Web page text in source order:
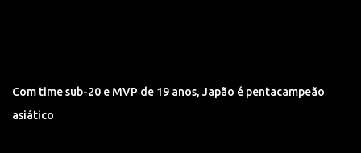
Com time sub-20 e MVP de 19 anos, Japão é pentacampeão
asiático